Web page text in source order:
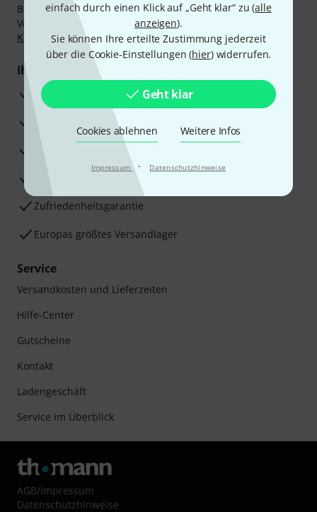
einfach durch einen Klick auf „Geht klar“ zu (alle
anzeigen).
Sie können Ihre erteilte Zustimmung jederzeit
über die Cookie-Einstellungen (hier) widerrufen.
Geht klar
Cookies ablehnen Weitere Infos
Impressum · Datenschutzhinweise
Bezahlen Sie vertraulich und sicher per Nachnahme,
Vorkasse, PayPal, Amazon Pay,Klarna Sofort bezahlen
Klarna Ratenzahlungoder Kreditkarte.
Ihre Vorteile
3 Jahre Thomann Garantie
30 Tage Money-Back-Garantie
Beratung durch Fachexperten
Zufriedenheitsgarantie
Europas größtes Versandlager
Service
Versandkosten und Lieferzeiten
Hilfe-Center
Gutscheine
Kontakt
Ladengeschäft
Service im Überblick
AGB/Impressum
Datenschutzhinweise